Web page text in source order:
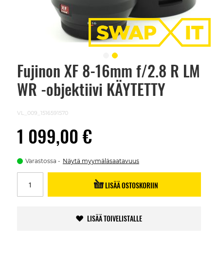
Fujinon XF 8-16mm f/2.8 R LM
WR -objektiivi KÄYTETTY
VL_009_1516591570
1 099,00 €
Varastossa Näytä myymäläsaatavuus
LISÄÄ OSTOSKORIIN
LISÄÄ TOIVELISTALLE
Skip
beginning
images